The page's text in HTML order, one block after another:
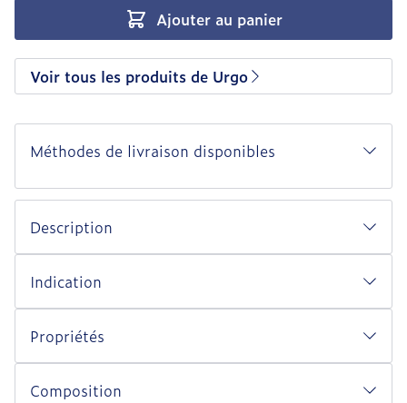
Ajouter au panier
Voir tous les produits de Urgo
Méthodes de livraison disponibles
Description
Indication
Propriétés
Composition